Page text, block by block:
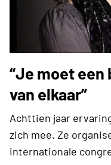
“Je moet
van elkaar”
Achttien jaar
zich mee. Ze
internationale